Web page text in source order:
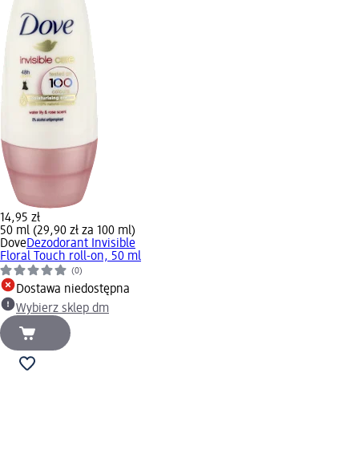
14,95 zł
50 ml (29,90 zł za 100 ml)
DoveDezodorant Invisible
Floral Touch roll-on, 50 ml
(0)
Dostawa niedostępna
Wybierz sklep dm